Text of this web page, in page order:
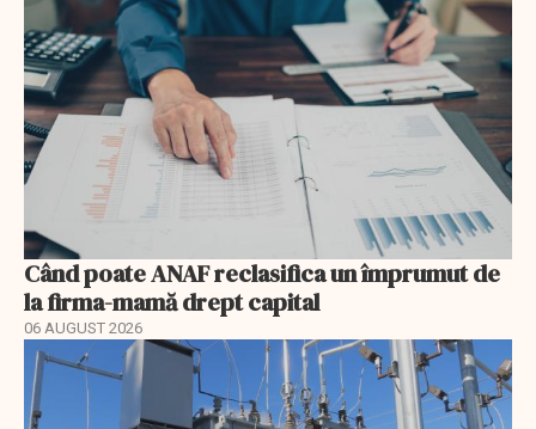
Când poate ANAF reclasifica un împrumut de
la firma-mamă drept capital
06 AUGUST 2026